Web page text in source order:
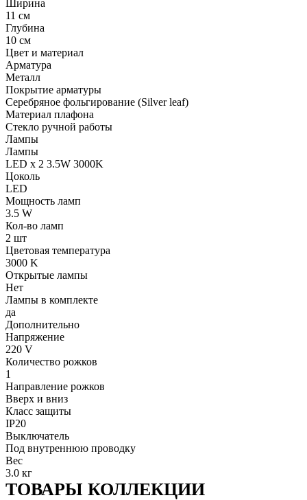
Ширина
11 см
Глубина
10 см
Цвет и материал
Арматура
Металл
Покрытие арматуры
Серебряное фольгирование (Silver leaf)
Материал плафона
Стекло ручной работы
Лампы
Лампы
LED x 2 3.5W 3000K
Цоколь
LED
Мощность ламп
3.5 W
Кол-во ламп
2 шт
Цветовая температура
3000 K
Открытые лампы
Нет
Лампы в комплекте
да
Дополнительно
Напряжение
220 V
Количество рожков
1
Направление рожков
Вверх и вниз
Класс защиты
IP20
Выключатель
Под внутреннюю проводку
Вес
3.0 кг
ТОВАРЫ КОЛЛЕКЦИИ